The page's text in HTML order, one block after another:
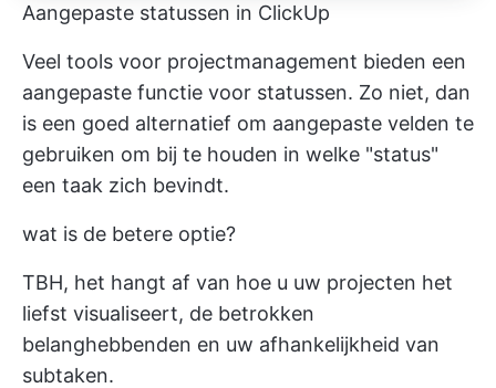
Aangepaste statussen in ClickUp
Veel tools voor projectmanagement bieden een
aangepaste functie voor statussen. Zo niet, dan
is een goed alternatief om aangepaste velden te
gebruiken om bij te houden in welke "status"
een taak zich bevindt.
wat is de betere optie?
TBH, het hangt af van hoe u uw projecten het
liefst visualiseert, de betrokken
belanghebbenden en uw afhankelijkheid van
subtaken.